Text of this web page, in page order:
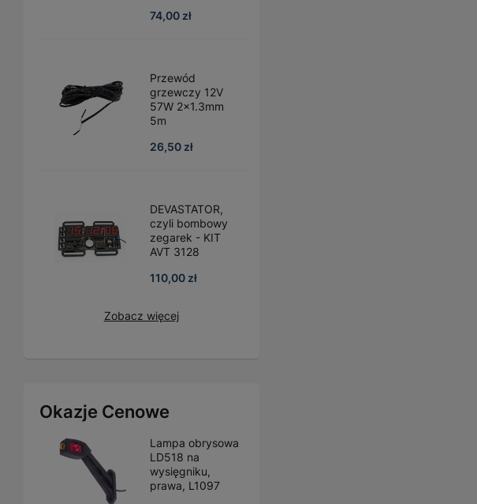
74,00 zł
Przewód
grzewczy 12V
57W 2x1.3mm
5m
26,50 zł
DEVASTATOR,
czyli bombowy
zegarek - KIT
AVT 3128
110,00 zł
Zobacz więcej
Okazje Cenowe
Lampa obrysowa
LD518 na
wysięgniku,
prawa, L1097